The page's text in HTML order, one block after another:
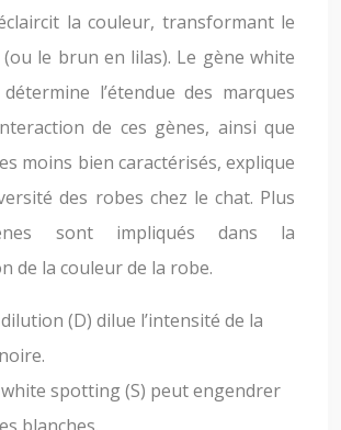
la couleur, transformant le
le brun en lilas). Le gène white
l’étendue des marques
de ces gènes, ainsi que
moins bien caractérisés, explique
des robes chez le chat. Plus
sont impliqués dans la
de la couleur de la robe.
(D) dilue l’intensité de la
spotting (S) peut engendrer